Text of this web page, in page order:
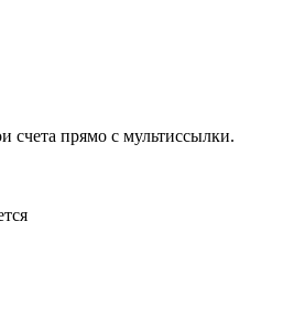
счета прямо с мультиссылки.